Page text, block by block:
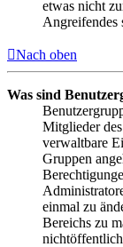
etwas nicht
Angreifendes
Nach oben
Was sind
Mitglieder
verwaltbare
Gruppen
einmal zu
Bereichs zu